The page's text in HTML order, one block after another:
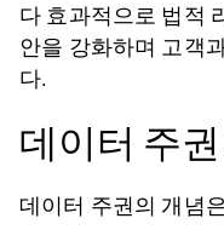
다 효과적으로 법적
안을 강화하며 고객
다.
데이터 주
데이터 주권의 개념